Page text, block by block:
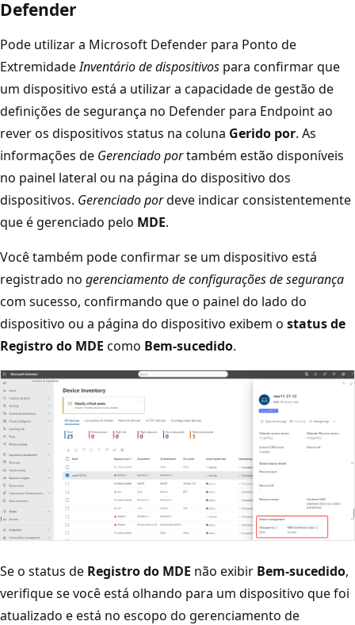
Defender
Pode utilizar a Microsoft Defender para Ponto de
ExtremidadeInventário de dispositivos para confirmar que
um dispositivo está a utilizar a capacidade de gestão de
definições de segurança no Defender para Endpoint ao
rever os dispositivos status na coluna Gerido por. As
informações de Gerenciado portambém estão disponíveis
no painel lateral ou na página do dispositivo dos
dispositivos. Gerenciado pordeve indicar consistentemente
que é gerenciado pelo MDE.
Você também pode confirmar se um dispositivo está
registrado no gerenciamento de configurações de segurança
com sucesso, confirmando que o painel do lado do
dispositivo ou a página do dispositivo exibem o status de
Registro do MDE como Bem-sucedido.
Se o status de Registro do MDE não exibir Bem-sucedido,
verifique se você está olhando para um dispositivo que foi
atualizado e está no escopo do gerenciamento de